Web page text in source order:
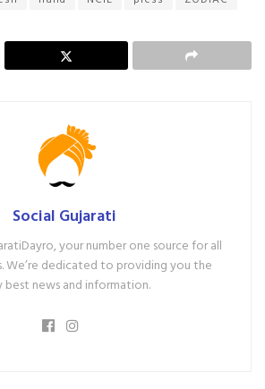
Social Gujarati
your number one source for all
We’re dedicated to providing you the
best news and information.